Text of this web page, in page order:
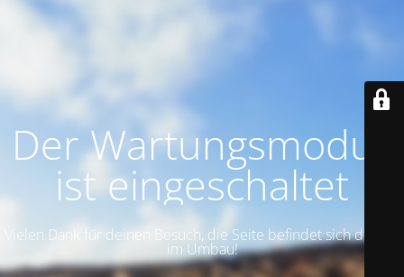
Der Wartungsmodus
ist eingeschaltet
Vielen Dank für deinen Besuch, die Seite befindet sich derzeit
im Umbau!